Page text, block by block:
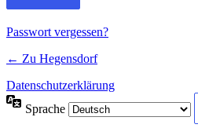
Passwort vergessen?
← Zu Hegensdorf
Datenschutzerklärung
Sprache